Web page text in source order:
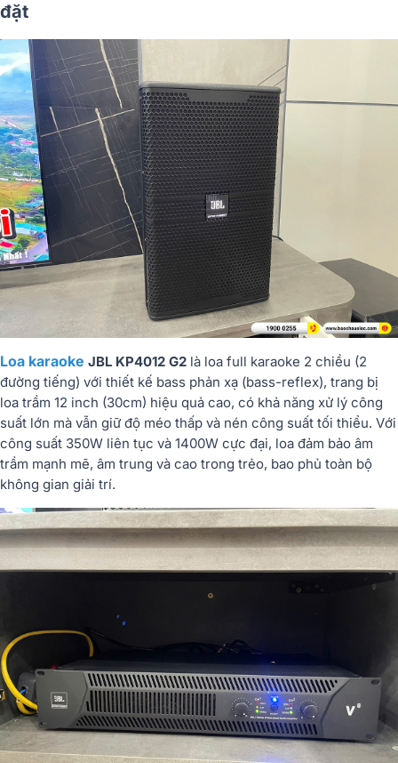
đặt
Loa karaoke JBL KP4012 G2 là loa full karaoke 2 chiều (2
đường tiếng) với thiết kế bass phản xạ (bass-reflex), trang bị
loa trầm 12 inch (30cm) hiệu quả cao, có khả năng xử lý công
suất lớn mà vẫn giữ độ méo thấp và nén công suất tối thiểu. Với
công suất 350W liên tục và 1400W cực đại, loa đảm bảo âm
trầm mạnh mẽ, âm trung và cao trong trẻo, bao phủ toàn bộ
không gian giải trí.